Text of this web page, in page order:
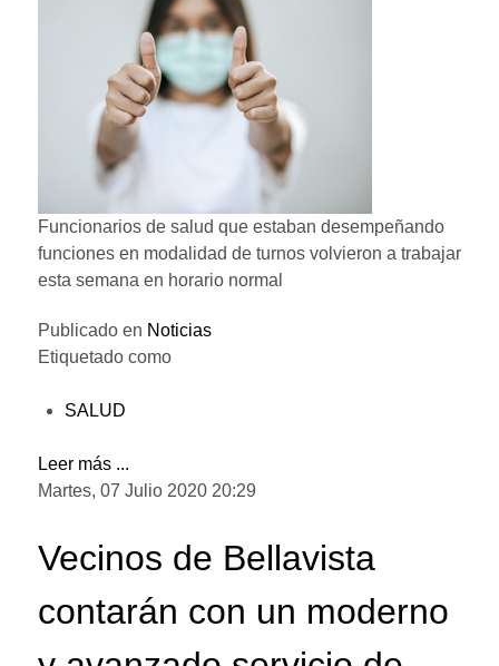
Funcionarios de salud que estaban desempeñando
funciones en modalidad de turnos volvieron a trabajar
esta semana en horario normal
Publicado en Noticias
Etiquetado como
SALUD
Leer más ...
Martes, 07 Julio 2020 20:29
Vecinos de Bellavista
contarán con un moderno